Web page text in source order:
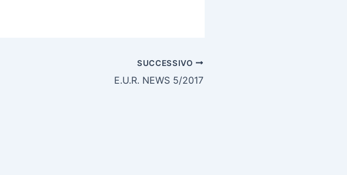
SUCCESSIVO
E.U.R. NEWS 5/2017